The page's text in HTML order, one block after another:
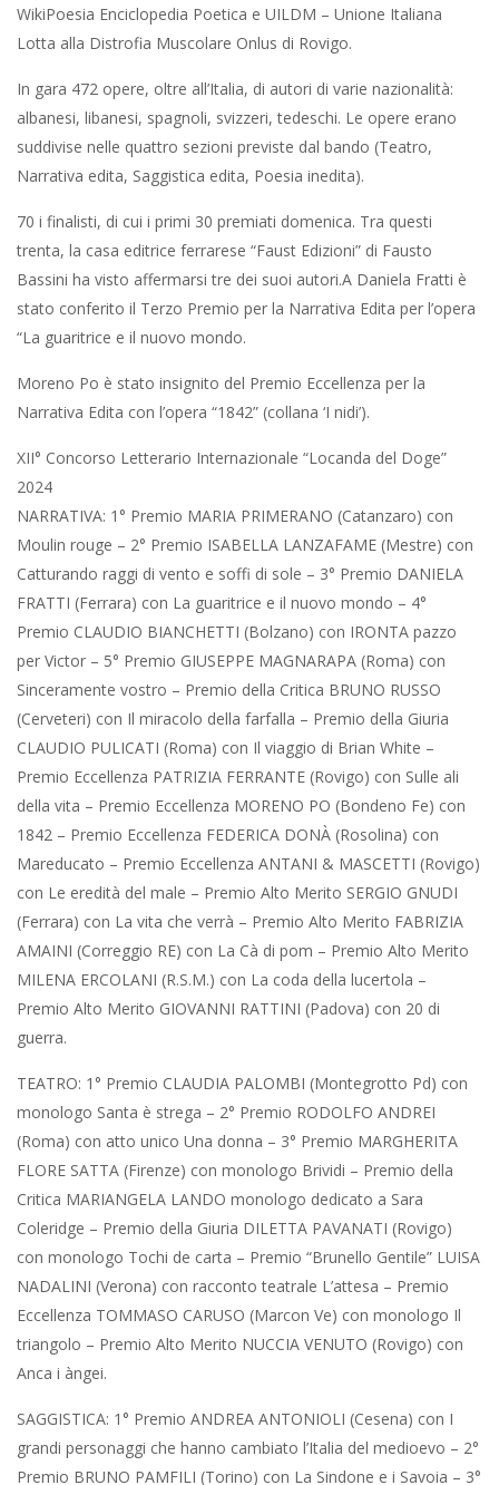
WikiPoesia Enciclopedia Poetica e UILDM – Unione Italiana
Lotta alla Distrofia Muscolare Onlus di Rovigo.
In gara 472 opere, oltre all’Italia, di autori di varie nazionalità:
albanesi, libanesi, spagnoli, svizzeri, tedeschi. Le opere erano
suddivise nelle quattro sezioni previste dal bando (Teatro,
Narrativa edita, Saggistica edita, Poesia inedita).
70 i finalisti, di cui i primi 30 premiati domenica. Tra questi
trenta, la casa editrice ferrarese “Faust Edizioni” di Fausto
Bassini ha visto affermarsi tre dei suoi autori.A Daniela Fratti è
stato conferito il Terzo Premio per la Narrativa Edita per l’opera
“La guaritrice e il nuovo mondo.
Moreno Po è stato insignito del Premio Eccellenza per la
Narrativa Edita con l’opera “1842” (collana ‘I nidi’).
XII° Concorso Letterario Internazionale “Locanda del Doge”
2024
NARRATIVA: 1° Premio MARIA PRIMERANO (Catanzaro) con
Moulin rouge – 2° Premio ISABELLA LANZAFAME (Mestre) con
Catturando raggi di vento e soffi di sole – 3° Premio DANIELA
FRATTI (Ferrara) con La guaritrice e il nuovo mondo – 4°
Premio CLAUDIO BIANCHETTI (Bolzano) con IRONTA pazzo
per Victor – 5° Premio GIUSEPPE MAGNARAPA (Roma) con
Sinceramente vostro – Premio della Critica BRUNO RUSSO
(Cerveteri) con Il miracolo della farfalla – Premio della Giuria
CLAUDIO PULICATI (Roma) con Il viaggio di Brian White –
Premio Eccellenza PATRIZIA FERRANTE (Rovigo) con Sulle ali
della vita – Premio Eccellenza MORENO PO (Bondeno Fe) con
1842 – Premio Eccellenza FEDERICA DONÀ (Rosolina) con
Mareducato – Premio Eccellenza ANTANI & MASCETTI (Rovigo)
con Le eredità del male – Premio Alto Merito SERGIO GNUDI
(Ferrara) con La vita che verrà – Premio Alto Merito FABRIZIA
AMAINI (Correggio RE) con La Cà di pom – Premio Alto Merito
MILENA ERCOLANI (R.S.M.) con La coda della lucertola –
Premio Alto Merito GIOVANNI RATTINI (Padova) con 20 di
guerra.
TEATRO: 1° Premio CLAUDIA PALOMBI (Montegrotto Pd) con
monologo Santa è strega – 2° Premio RODOLFO ANDREI
(Roma) con atto unico Una donna – 3° Premio MARGHERITA
FLORE SATTA (Firenze) con monologo Brividi – Premio della
Critica MARIANGELA LANDO monologo dedicato a Sara
Coleridge – Premio della Giuria DILETTA PAVANATI (Rovigo)
con monologo Tochi de carta – Premio “Brunello Gentile” LUISA
NADALINI (Verona) con racconto teatrale L’attesa – Premio
Eccellenza TOMMASO CARUSO (Marcon Ve) con monologo Il
triangolo – Premio Alto Merito NUCCIA VENUTO (Rovigo) con
Anca i àngei.
SAGGISTICA: 1° Premio ANDREA ANTONIOLI (Cesena) con I
grandi personaggi che hanno cambiato l’Italia del medioevo – 2°
Premio BRUNO PAMFILI (Torino) con La Sindone e i Savoia – 3°